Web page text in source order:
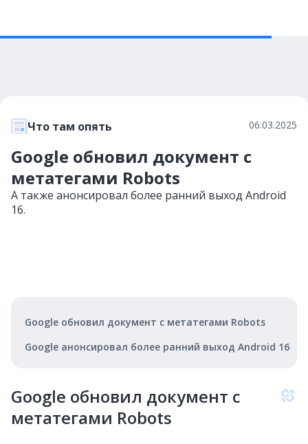
Что там опять 06.03.2025
Google обновил документ с
метатегами Robots
А также анонсировал более ранний выход Android
16.
Google обновил документ с метатегами Robots
Google анонсировал более ранний выход Android 16
Google обновил документ с
метатегами Robots